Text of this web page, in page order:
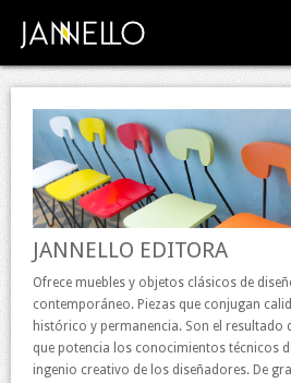
Productos
César
Editora
Ventas
Blog
Contacto
JANNELLO EDITORA
Ofrece muebles y objetos clásicos de
contemporáneo. Piezas que conjugan
histórico y permanencia. Son el resultado
que potencia los conocimientos técnicos
ingenio creativo de los diseñadores. De